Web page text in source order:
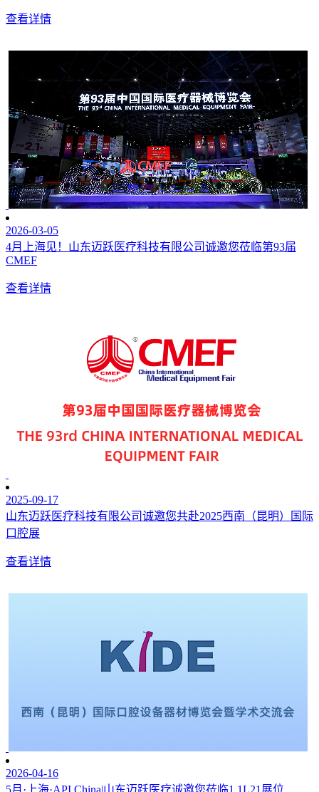
查看详情
2026-03-05
4月上海见！山东迈跃医疗科技有限公司诚邀您莅临第93届
CMEF
查看详情
2025-09-17
山东迈跃医疗科技有限公司诚邀您共赴2025西南（昆明）国际
口腔展
查看详情
2026-04-16
5月·上海·API China|山东迈跃医疗诚邀您莅临1.1L21展位